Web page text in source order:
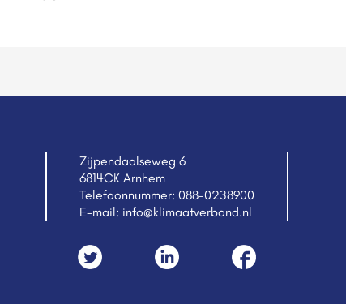
Zijpendaalseweg 6
6814CK Arnhem
Telefoonnummer: 088-0238900
E-mail: info@klimaatverbond.nl